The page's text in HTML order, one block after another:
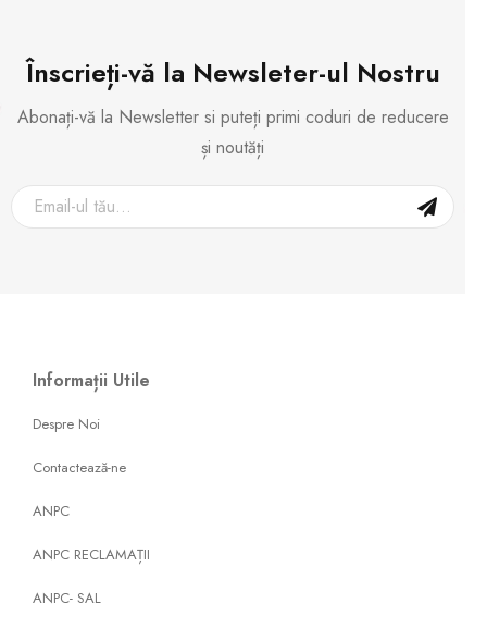
Înscrieți-vă la Newsleter-ul Nostru
Abonați-vă la Newsletter si puteți primi coduri de reducere
și noutăți
Informații Utile
Despre Noi
Contactează-ne
ANPC
ANPC RECLAMAȚII
ANPC- SAL